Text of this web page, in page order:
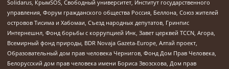
Solidarus, КрымSOS, Свободный университет, Институт государственного
управления, Форум гражданского общества Россия, Беллона, Союз жителей
островов Тисима и Хабомаи, Съезд народных депутатов, Гринпис
Интернешнл, Фонд борьбы с коррупцией Инк, Завет церквей TCCN, Агора,
Всемирный фонд природы, BDR Novaja Gazeta-Europe, Алтай проект,
Образовательный дом прав человека Чернигов, Фонд Дом Прав Человека,
Белорусский дом прав человека имени Бориса Звозскова, Дом прав